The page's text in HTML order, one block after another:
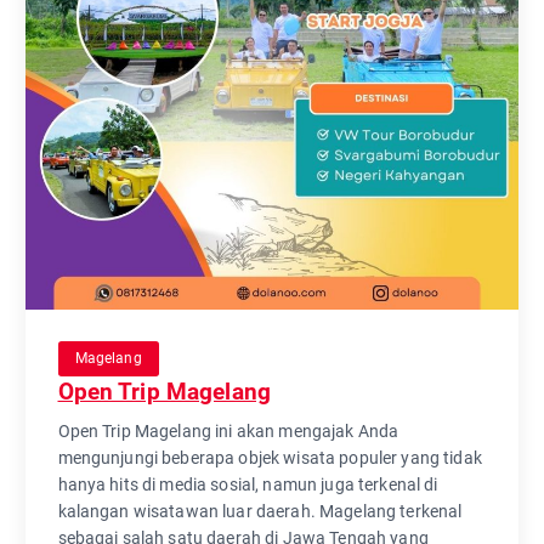
Magelang
Open Trip Magelang
Open Trip Magelang ini akan mengajak Anda
mengunjungi beberapa objek wisata populer yang tidak
hanya hits di media sosial, namun juga terkenal di
kalangan wisatawan luar daerah. Magelang terkenal
sebagai salah satu daerah di Jawa Tengah yang